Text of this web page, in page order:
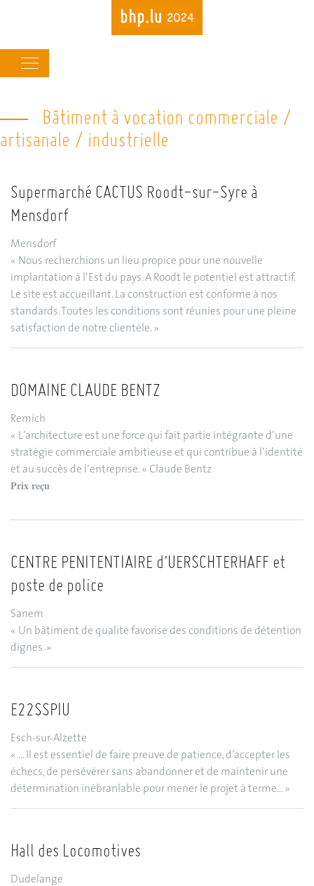
Skip
to
main
navigation
Bâtiment à vocation commerciale /
artisanale / industrielle
Supermarché CACTUS Roodt-sur-Syre à
Mensdorf
Mensdorf
« Nous recherchions un lieu propice pour une nouvelle
implantation à l’Est du pays. A Roodt le potentiel est attractif.
Le site est accueillant. La construction est conforme à nos
standards. Toutes les conditions sont réunies pour une pleine
satisfaction de notre clientèle. »
DOMAINE CLAUDE BENTZ
Remich
« L’architecture est une force qui fait partie intégrante d’une
stratégie commerciale ambitieuse et qui contribue à l’identité
et au succès de l’entreprise. » Claude Bentz
Prix reçu
CENTRE PENITENTIAIRE d’UERSCHTERHAFF et
poste de police
Sanem
« Un bâtiment de qualité favorise des conditions de détention
dignes. »
E22SSPIU
Esch-sur-Alzette
« ... Il est essentiel de faire preuve de patience, d’accepter les
échecs, de persévérer sans abandonner et de maintenir une
détermination inébranlable pour mener le projet à terme... »
Hall des Locomotives
Dudelange